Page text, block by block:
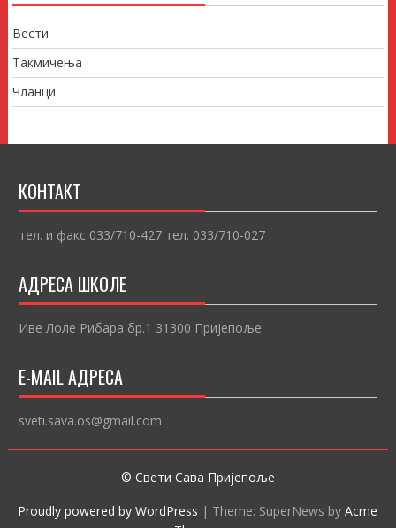
Вести
Такмичења
Чланци
КОНТАКТ
тел. и факс 033/710-427 тел. 033/710-027
АДРЕСА ШКОЛЕ
Иве Лоле Рибара бр.1 31300 Пријепоље
E-MAIL АДРЕСА
sveti.sava.os@gmail.com
© Свети Сава Пријепоље
Proudly powered by WordPress | Theme: SuperNews byAcme